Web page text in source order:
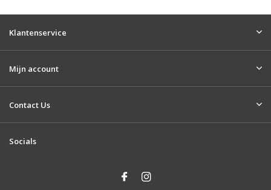
Klantenservice
Mijn account
Contact Us
Socials